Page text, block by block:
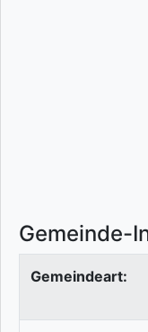
Gemeinde-
Gemeindeart: